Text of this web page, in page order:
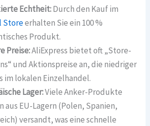
Echtheit:Durch den Kauf im
Storeerhalten Sie ein 100 %
Produkt.
Preise:AliExpress bietet oft „Store-
und Aktionspreise an, die niedriger
im lokalen Einzelhandel.
Lager:Viele Anker-Produkte
aus EU-Lagern (Polen, Spanien,
versandt, was eine schnelle